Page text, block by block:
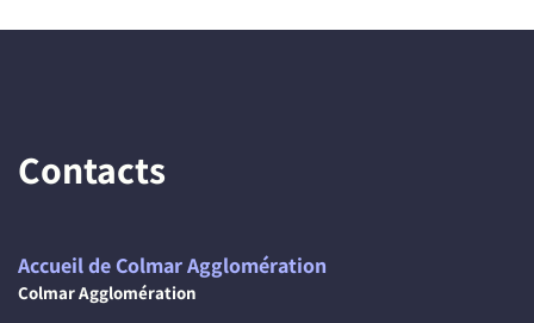
Contacts
Accueil de Colmar Agglomération
Colmar Agglomération